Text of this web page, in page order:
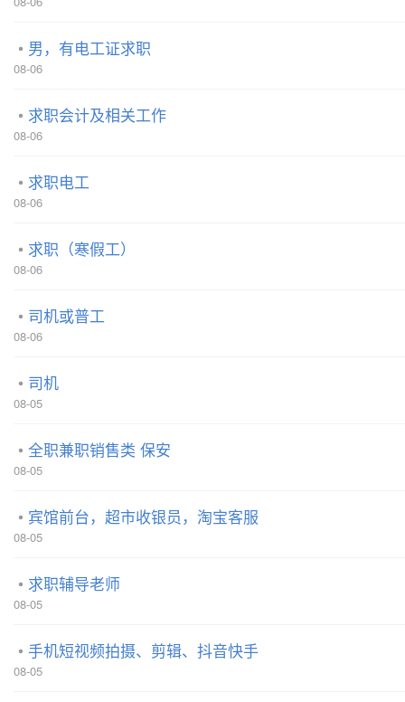
男，有电工证求职
08-06
求职会计及相关工作
08-06
求职电工
08-06
求职（寒假工）
08-06
司机或普工
08-06
司机
08-05
全职兼职销售类 保安
08-05
宾馆前台，超市收银员，淘宝客服
08-05
求职辅导老师
08-05
手机短视频拍摄、剪辑、抖音快手
08-05